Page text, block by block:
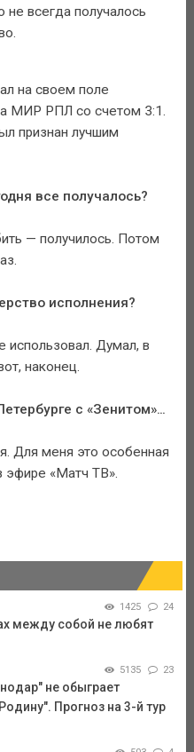
не всегда получалось
на своем поле
МИР РПЛ со счетом 3:1.
признан лучшим
все получалось?
— получилось. Потом
исполнения?
использовал. Думал, в
наконец.
с «Зенитом»…
Для меня это особенная
эфире «Матч ТВ».
1425 24
между собой не любят
5135 23
не обыграет
Прогноз на 3-й тур